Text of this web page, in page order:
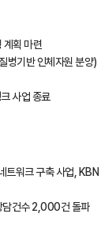
획 마련
기반 인체자원 분양)
사업 종료
트워크 구축 사업, KBN
건수 2,000건 돌파